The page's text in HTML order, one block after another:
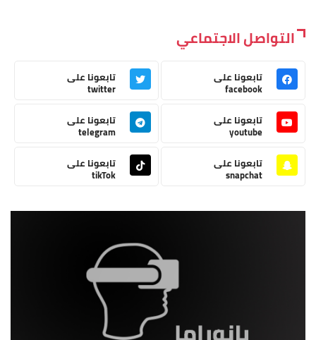
التواصل الاجتماعي
تابعونا على
facebook
تابعونا على
twitter
تابعونا على
youtube
تابعونا على
telegram
تابعونا على
snapchat
تابعونا على
tikTok